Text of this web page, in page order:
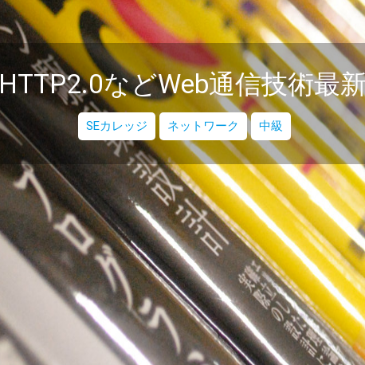
HTTP2.0などWeb通信技術最
SEカレッジ ネットワーク 中級